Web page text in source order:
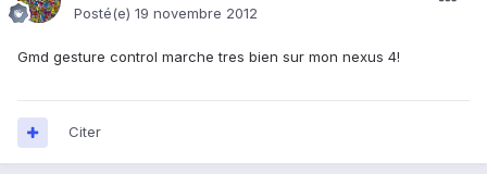
Posté(e) 19 novembre 2012
Gmd gesture control marche tres bien sur mon nexus 4!
Citer